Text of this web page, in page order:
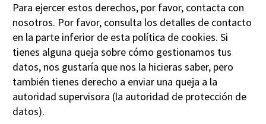
Para ejercer estos derechos, por favor, contacta con
nosotros. Por favor, consulta los detalles de contacto
en la parte inferior de esta política de cookies. Si
tienes alguna queja sobre cómo gestionamos tus
datos, nos gustaría que nos la hicieras saber, pero
también tienes derecho a enviar una queja a la
autoridad supervisora (la autoridad de protección de
datos).